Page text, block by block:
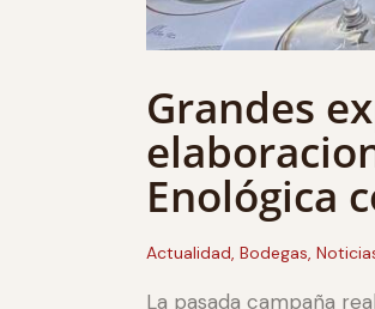
Grandes
Enológica
Actualidad, Bodegas,
La pasada campaña